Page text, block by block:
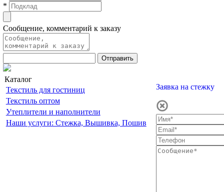
*
Сообщение, комментарий к заказу
Отправить
Каталог
Текстиль для гостиниц
Текстиль оптом
Утеплители и наполнители
Наши услуги: Стежка, Вышивка, Пошив
Заявка на стежку